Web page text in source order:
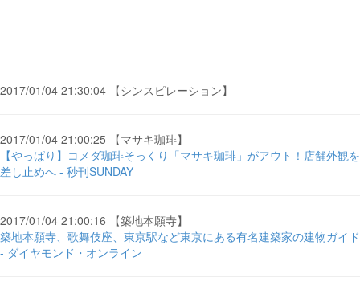
2017/01/04 21:30:04 【シンスピレーション】
2017/01/04 21:00:25 【マサキ珈琲】
【やっぱり】コメダ珈琲そっくり「マサキ珈琲」がアウト！店舗外観を
差し止めへ - 秒刊SUNDAY
2017/01/04 21:00:16 【築地本願寺】
築地本願寺、歌舞伎座、東京駅など東京にある有名建築家の建物ガイド
- ダイヤモンド・オンライン